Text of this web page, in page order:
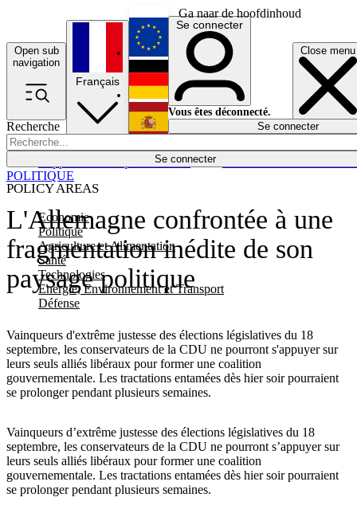
Ga naar de hoofdinhoud
Open sub
navigation
Close menu
Recherche
Se connecter
POLICY AREAS
Economie
Politique
Agriculture et Alimentation
Santé
Technologies
Energie, Environnement et Transport
Défense
Économie
Français
English
Deutsch
Español
Se connecter
Vous êtes déconnecté.
Se connecter
L'Allemagne confrontée à une
fragmentation inédite de son
paysage politique
Vainqueurs d'extrême justesse des élections législatives du 18
septembre, les conservateurs de la CDU ne pourront s'appuyer sur
leurs seuls alliés libéraux pour former une coalition
gouvernementale. Les tractations entamées dès hier soir pourraient
se prolonger pendant plusieurs semaines.
POLITIQUE
Vainqueurs d’extrême justesse des élections législatives du 18
septembre, les conservateurs de la CDU ne pourront s’appuyer sur
leurs seuls alliés libéraux pour former une coalition
gouvernementale. Les tractations entamées dès hier soir pourraient
se prolonger pendant plusieurs semaines.